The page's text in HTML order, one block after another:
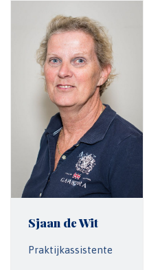
Sjaan de Wit
Praktijkassistente